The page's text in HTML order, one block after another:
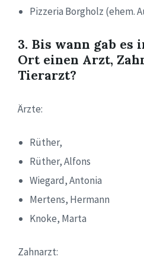
Pizzeria Borgholz (ehem.
3. Bis wann gab
Ort einen Arzt,
Tierarzt?
Ärzte:
Rüther,
Rüther, Alfons
Wiegard, Antonia
Mertens, Hermann
Knoke, Marta
Zahnarzt: